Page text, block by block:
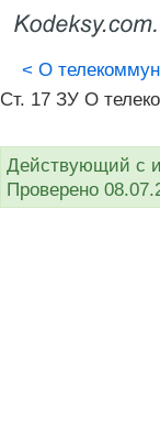
< О
Ст. 17 ЗУ О
Действующий с
Проверено